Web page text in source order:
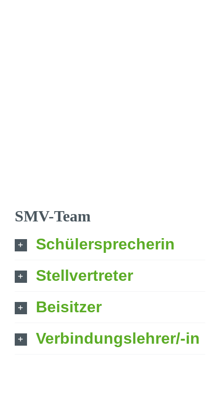
SMV-Team
Schü­ler­spre­cherin
Stell­ver­treter
Beisitzer
Verbin­dungs­leh­rer/-in